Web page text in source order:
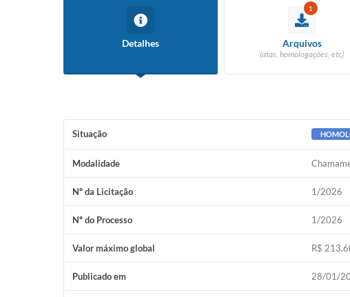
Detalhes
1
Arquivos
(atas, homologações, etc)
Situação
Modalidade
Nº da Licitação 1/2026
Nº do Processo 1/2026
Valor máximo global R$
Publicado em 28/01/